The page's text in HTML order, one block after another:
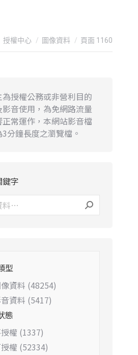
here:
授權中心 圖像資料 頁面 1160
授權公務或非營利目的
影音使用，為免網路流量
常運作，本網站影音檔
分鐘長度之瀏覽檔。
字
型
資料 (48254)
資料 (5417)
態
權 (1337)
權 (52334)